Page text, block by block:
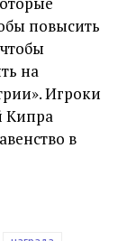
повысить
на
Игроки
Кипра
в